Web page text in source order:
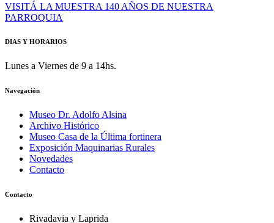
VISITÁ LA MUESTRA 140 AÑOS DE NUESTRA
PARROQUIA
DIAS Y HORARIOS
Lunes a Viernes de 9 a 14hs.
Navegación
Museo Dr. Adolfo Alsina
Archivo Histórico
Museo Casa de la Última fortinera
Exposición Maquinarias Rurales
Novedades
Contacto
Contacto
Rivadavia y Laprida